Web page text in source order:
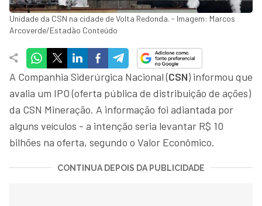
Unidade da CSN na cidade de Volta Redonda. - Imagem: Marcos
Arcoverde/Estadão Conteúdo
A Companhia Siderúrgica Nacional (CSN) informou que
avalia um IPO (oferta pública de distribuição de ações)
da CSN Mineração. A informação foi adiantada por
alguns veículos - a intenção seria levantar R$ 10
bilhões na oferta, segundo o Valor Econômico.
CONTINUA DEPOIS DA PUBLICIDADE